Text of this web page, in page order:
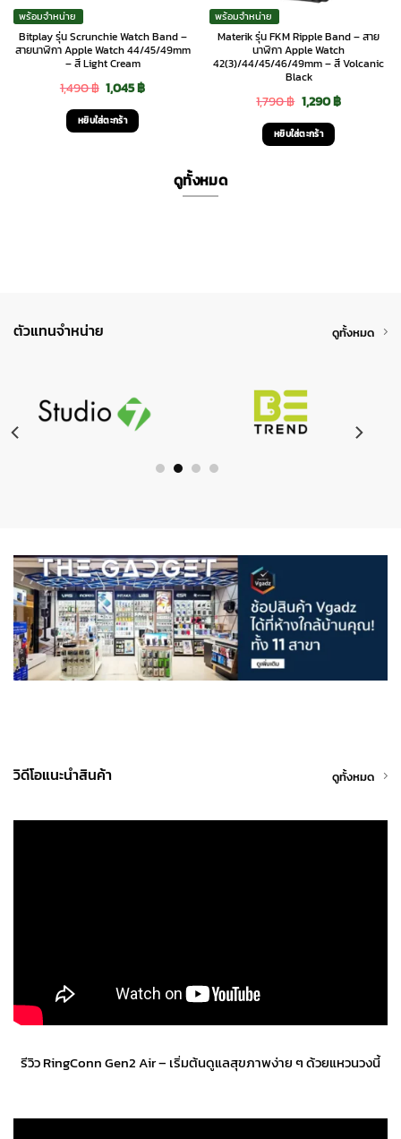
พร้อมจำหน่าย
Bitplay รุ่น Scrunchie Watch Band –
สายนาฬิกา Apple Watch 44/45/49mm
– สี Light Cream
1,490฿ Original
price
was:
1,045฿Current
หยิบใส่ตะกร้า
พร้อมจำหน่าย
Materik รุ่น FKM Ripple Band – สาย
นาฬิกา Apple Watch
42(3)/44/45/46/49mm – สี Volcanic
Black
1,790฿ Original
price
was:
1,290฿Current
หยิบใส่ตะกร้า
ดูทั้งหมด
ตัวแทนจำหน่าย ดูทั้งหมด
วิดีโอแนะนำสินค้า ดูทั้งหมด
รีวิว RingConn Gen2 Air – เริ่มต้นดูแลสุขภาพง่าย ๆ ด้วยแหวนวงนี้